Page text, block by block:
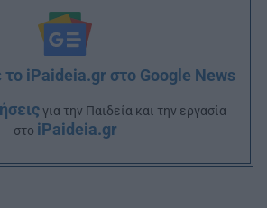
το iPaideia.gr στο Google News
για την Παιδεία και την εργασία
στο iPaideia.gr